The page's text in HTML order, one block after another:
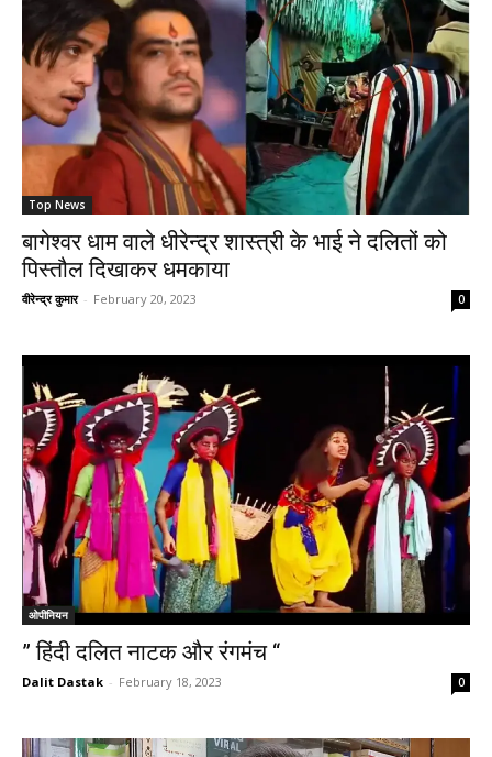
Top News
बागेश्वर धाम वाले धीरेन्द्र शास्त्री के भाई ने दलितों को
पिस्तौल दिखाकर धमकाया
वीरेन्द्र कुमार - February 20, 2023 0
ओपीनियन
” हिंदी दलित नाटक और रंगमंच “
Dalit Dastak - February 18, 2023 0